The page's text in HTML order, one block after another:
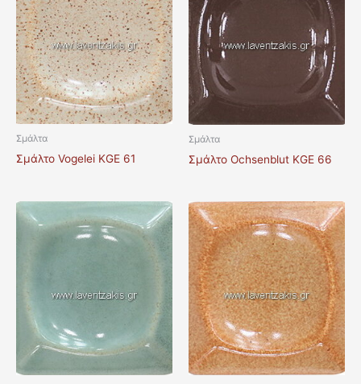
Σμάλτα
Σμάλτο Vogelei KGE 61
Σμάλτα
Σμάλτο Ochsenblut KGE 66